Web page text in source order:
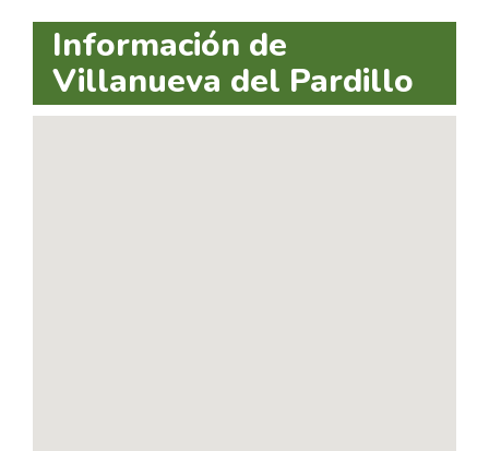
Información de
Villanueva del Pardillo